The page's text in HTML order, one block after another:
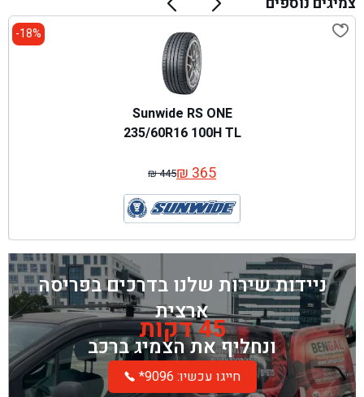
18%-
Sunwide RS ONE
235/60R16 100H TL
₪445
המחיר
המקורי
היה:
₪ 445.
₪365 המחיר
הנוכחי
הוא:
₪ 365.
ניידות שירות שלנו בדרכים בפריסה
ארצית
45 דקות
ונחליף את הצמיג ברכב
*חייגו עכשיו: 9096